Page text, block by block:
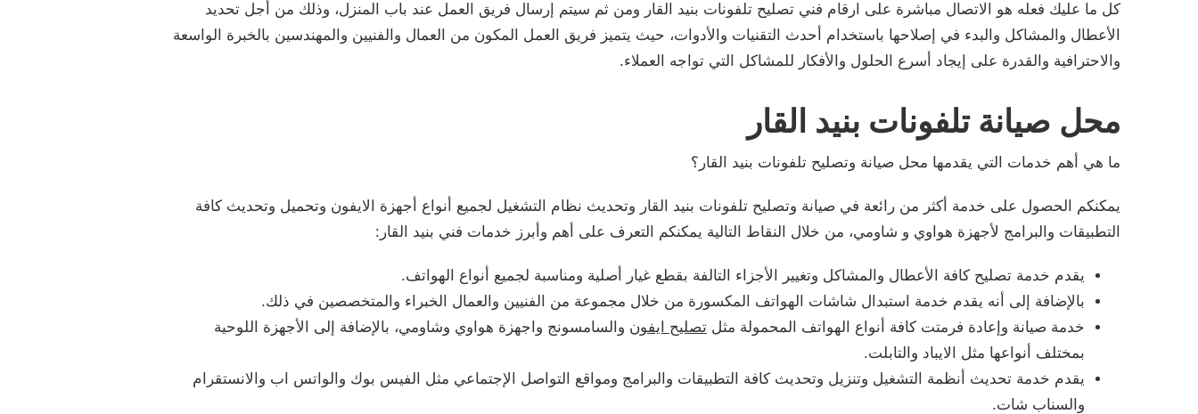
كل ما عليك فعله هو الاتصال مباشرة على ارقام فني تصليح تلفونات بنيد القار ومن ثم سيتم إرسال فريق العمل عند باب المنزل، وذلك من أجل تحديد
الأعطال والمشاكل والبدء في إصلاحها باستخدام أحدث التقنيات والأدوات، حيث يتميز فريق العمل المكون من العمال والفنيين والمهندسين بالخبرة الواسعة
والاحترافية والقدرة على إيجاد أسرع الحلول والأفكار للمشاكل التي تواجه العملاء.
محل صيانة تلفونات بنيد القار
ما هي أهم خدمات التي يقدمها محل صيانة وتصليح تلفونات بنيد القار؟
يمكنكم الحصول على خدمة أكثر من رائعة في صيانة وتصليح تلفونات بنيد القار وتحديث نظام التشغيل لجميع أنواع أجهزة الايفون وتحميل وتحديث كافة
التطبيقات والبرامج لأجهزة هواوي و شاومي، من خلال النقاط التالية يمكنكم التعرف على أهم وأبرز خدمات فني بنيد القار:
يقدم خدمة تصليح كافة الأعطال والمشاكل وتغيير الأجزاء التالفة بقطع غيار أصلية ومناسبة لجميع أنواع الهواتف.
بالإضافة إلى أنه يقدم خدمة استبدال شاشات الهواتف المكسورة من خلال مجموعة من الفنيين والعمال الخبراء والمتخصصين في ذلك.
خدمة صيانة وإعادة فرمتت كافة أنواع الهواتف المحمولة مثل تصليح ايفون والسامسونج واجهزة هواوي وشاومي، بالإضافة إلى الأجهزة اللوحية
بمختلف أنواعها مثل الايباد والتابلت.
يقدم خدمة تحديث أنظمة التشغيل وتنزيل وتحديث كافة التطبيقات والبرامج ومواقع التواصل الإجتماعي مثل الفيس بوك والواتس اب والانستقرام
والسناب شات.